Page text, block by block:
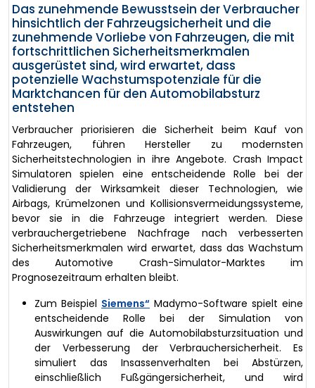
Das zunehmende Bewusstsein der Verbraucher
hinsichtlich der Fahrzeugsicherheit und die
zunehmende Vorliebe von Fahrzeugen, die mit
fortschrittlichen Sicherheitsmerkmalen
ausgerüstet sind, wird erwartet, dass
potenzielle Wachstumspotenziale für die
Marktchancen für den Automobilabsturz
entstehen
Verbraucher priorisieren die Sicherheit beim Kauf von
Fahrzeugen, führen Hersteller zu modernsten
Sicherheitstechnologien in ihre Angebote. Crash Impact
Simulatoren spielen eine entscheidende Rolle bei der
Validierung der Wirksamkeit dieser Technologien, wie
Airbags, Krümelzonen und Kollisionsvermeidungssysteme,
bevor sie in die Fahrzeuge integriert werden. Diese
verbrauchergetriebene Nachfrage nach verbesserten
Sicherheitsmerkmalen wird erwartet, dass das Wachstum
des Automotive Crash-Simulator-Marktes im
Prognosezeitraum erhalten bleibt.
Zum Beispiel Siemens“ Madymo-Software spielt eine
entscheidende Rolle bei der Simulation von
Auswirkungen auf die Automobilabsturzsituation und
der Verbesserung der Verbrauchersicherheit. Es
simuliert das Insassenverhalten bei Abstürzen,
einschließlich Fußgängersicherheit, und wird